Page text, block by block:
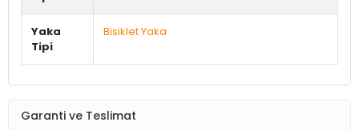
Yaka
Tipi
Bisiklet Yaka
Garanti ve Teslimat